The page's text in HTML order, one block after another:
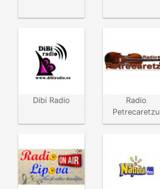
Dibi Radio
Radio
Petrecaretzu